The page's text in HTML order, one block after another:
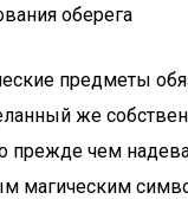
оберега
предметы
же
прежде чем
магическим